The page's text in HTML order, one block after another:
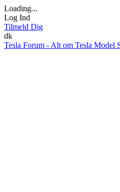
Loading...
Log Ind
Tilmeld Dig
dk
Tesla Forum - Alt om Tesla